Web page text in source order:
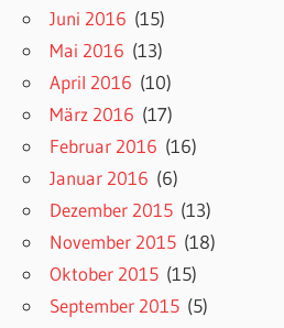
Juni 2016 (15)
Mai 2016 (13)
April 2016 (10)
März 2016 (17)
Februar 2016 (16)
Januar 2016 (6)
Dezember 2015 (13)
November 2015 (18)
Oktober 2015 (15)
September 2015 (5)